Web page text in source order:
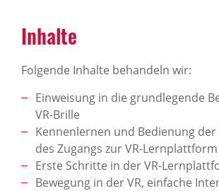
Inhalte
Folgende Inhalte behandeln wir:
Einweisung in die grundlegende
VR-Brille
Kennenlernen und Bedienung der
des Zugangs zur VR-Lernplattform
Erste Schritte in der VR-
Bewegung in der VR, einfache